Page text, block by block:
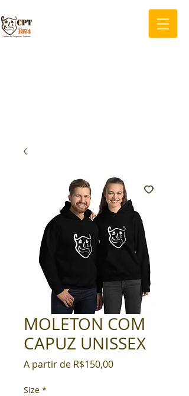
MOLETON COM
CAPUZ UNISSEX
A partir de R$150,00Preço
Size *